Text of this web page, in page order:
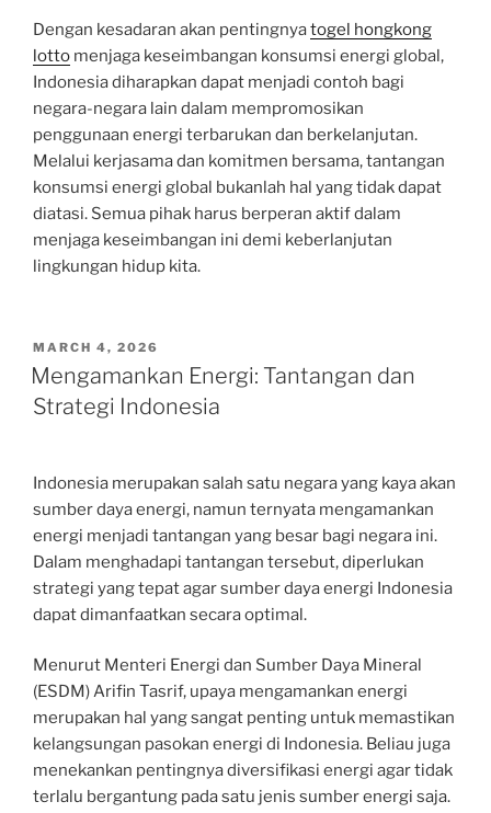
Dengan kesadaran akan pentingnyatogel hongkong
lotto menjaga keseimbangan konsumsi energi global,
Indonesia diharapkan dapat menjadi contoh bagi
negara-negara lain dalam mempromosikan
penggunaan energi terbarukan dan berkelanjutan.
Melalui kerjasama dan komitmen bersama, tantangan
konsumsi energi global bukanlah hal yang tidak dapat
diatasi. Semua pihak harus berperan aktif dalam
menjaga keseimbangan ini demi keberlanjutan
lingkungan hidup kita.
POSTED
ON
MARCH 4, 2026
Mengamankan Energi: Tantangan dan
Strategi Indonesia
Indonesia merupakan salah satu negara yang kaya akan
sumber daya energi, namun ternyata mengamankan
energi menjadi tantangan yang besar bagi negara ini.
Dalam menghadapi tantangan tersebut, diperlukan
strategi yang tepat agar sumber daya energi Indonesia
dapat dimanfaatkan secara optimal.
Menurut Menteri Energi dan Sumber Daya Mineral
(ESDM) Arifin Tasrif, upaya mengamankan energi
merupakan hal yang sangat penting untuk memastikan
kelangsungan pasokan energi di Indonesia. Beliau juga
menekankan pentingnya diversifikasi energi agar tidak
terlalu bergantung pada satu jenis sumber energi saja.